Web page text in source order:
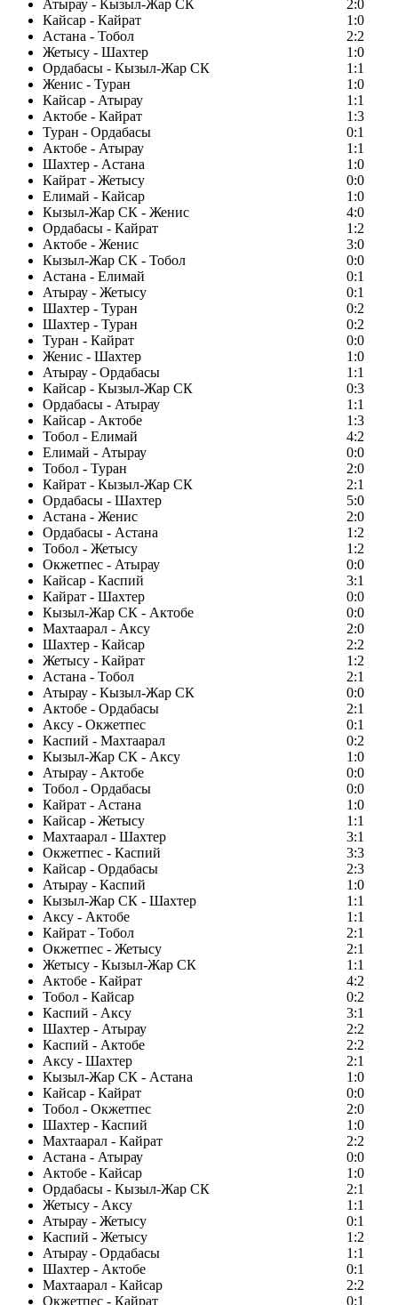
Атырау - Кызыл-Жар СК
2:0
Кайсар - Кайрат
1:0
Астана - Тобол
2:2
Жетысу - Шахтер
1:0
Ордабасы - Кызыл-Жар СК
1:1
Женис - Туран
1:0
Кайсар - Атырау
1:1
Актобе - Кайрат
1:3
Туран - Ордабасы
0:1
Актобе - Атырау
1:1
Шахтер - Астана
1:0
Кайрат - Жетысу
0:0
Елимай - Кайсар
1:0
Кызыл-Жар СК - Женис
4:0
Ордабасы - Кайрат
1:2
Актобе - Женис
3:0
Кызыл-Жар СК - Тобол
0:0
Астана - Елимай
0:1
Атырау - Жетысу
0:1
Шахтер - Туран
0:2
Шахтер - Туран
0:2
Туран - Кайрат
0:0
Женис - Шахтер
1:0
Атырау - Ордабасы
1:1
Кайсар - Кызыл-Жар СК
0:3
Ордабасы - Атырау
1:1
Кайсар - Актобе
1:3
Тобол - Елимай
4:2
Елимай - Атырау
0:0
Тобол - Туран
2:0
Кайрат - Кызыл-Жар СК
2:1
Ордабасы - Шахтер
5:0
Астана - Женис
2:0
Ордабасы - Астана
1:2
Тобол - Жетысу
1:2
Окжетпес - Атырау
0:0
Кайсар - Каспий
3:1
Кайрат - Шахтер
0:0
Кызыл-Жар СК - Актобе
0:0
Махтаарал - Аксу
2:0
Шахтер - Кайсар
2:2
Жетысу - Кайрат
1:2
Астана - Тобол
2:1
Атырау - Кызыл-Жар СК
0:0
Актобе - Ордабасы
2:1
Аксу - Окжетпес
0:1
Каспий - Махтаарал
0:2
Кызыл-Жар СК - Аксу
1:0
Атырау - Актобе
0:0
Тобол - Ордабасы
0:0
Кайрат - Астана
1:0
Кайсар - Жетысу
1:1
Махтаарал - Шахтер
3:1
Окжетпес - Каспий
3:3
Кайсар - Ордабасы
2:3
Атырау - Каспий
1:0
Кызыл-Жар СК - Шахтер
1:1
Аксу - Актобе
1:1
Кайрат - Тобол
2:1
Окжетпес - Жетысу
2:1
Жетысу - Кызыл-Жар СК
1:1
Актобе - Кайрат
4:2
Тобол - Кайсар
0:2
Каспий - Аксу
3:1
Шахтер - Атырау
2:2
Каспий - Актобе
2:2
Аксу - Шахтер
2:1
Кызыл-Жар СК - Астана
1:0
Кайсар - Кайрат
0:0
Тобол - Окжетпес
2:0
Шахтер - Каспий
1:0
Махтаарал - Кайрат
2:2
Астана - Атырау
0:0
Актобе - Кайсар
1:0
Ордабасы - Кызыл-Жар СК
2:1
Жетысу - Аксу
1:1
Атырау - Жетысу
0:1
Каспий - Жетысу
1:2
Атырау - Ордабасы
1:1
Шахтер - Актобе
0:1
Махтаарал - Кайсар
2:2
Окжетпес - Кайрат
0:1